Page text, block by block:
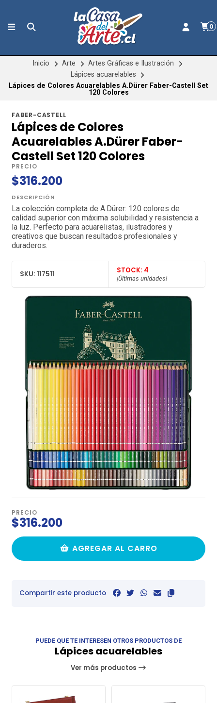
0
Inicio Arte
Artes Gráficas e Ilustración
Lápices acuarelables
Lápices de Colores Acuarelables A.Dürer Faber-Castell Set
120 Colores
FABER-CASTELL
Lápices de Colores
Acuarelables A.Dürer Faber-
Castell Set 120 Colores
PRECIO
$316.200
DESCRIPCIÓN
La colección completa de A.Dürer: 120 colores de
calidad superior con máxima solubilidad y resistencia a
la luz. Perfecto para acuarelistas, ilustradores y
creativos que buscan resultados profesionales y
duraderos.
SKU: 117511 STOCK: 4
¡Últimas unidades!
PRECIO
$316.200
AGREGAR AL CARRO
Compartir este producto
PUEDE QUE TE INTERESEN OTROS PRODUCTOS DE
Lápices acuarelables
Ver más productos